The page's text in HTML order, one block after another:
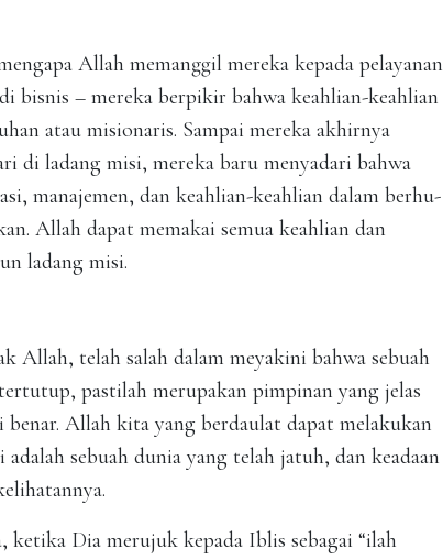
Allah memanggil mereka kepada pelayanan
bisnis – mereka berpikir bahwa keahlian-keahlian
atau misionaris. Sampai mereka akhirnya
di ladang misi, mereka baru menyadari bahwa
manajemen, dan keahlian-keahlian dalam berhu-
Allah dapat memakai semua keahlian dan
ladang misi.
Allah, telah salah dalam meyakini bahwa sebuah
pastilah merupakan pimpinan yang jelas
Allah kita yang berdaulat dapat melakukan
sebuah dunia yang telah jatuh, dan keadaan
Dia merujuk kepada Iblis sebagai “ilah